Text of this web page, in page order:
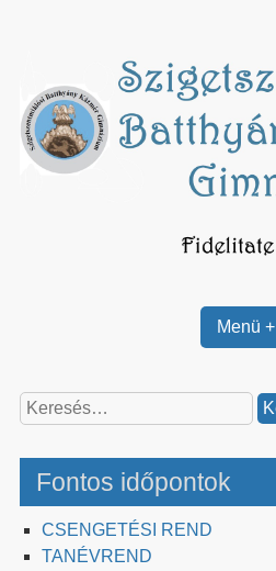
Menü +
Keresés:
Fontos időpontok
CSENGETÉSI REND
TANÉVREND